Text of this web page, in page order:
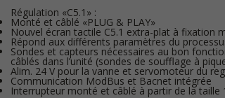
Régulation «C5.1» :
Monté et câblé «PLUG & PLAY»
Nouvel écran tactile C5.1 extra-plat à fixation
Répond aux différents paramètres du
Sondes et capteurs nécessaires au bon
câblés dans l’unité (sondes de soufflage à
Alim. 24 V pour la vanne et servomoteur du
Communication ModBus et Bacnet intégrée
Interrupteur monté et câblé à partir de la taille